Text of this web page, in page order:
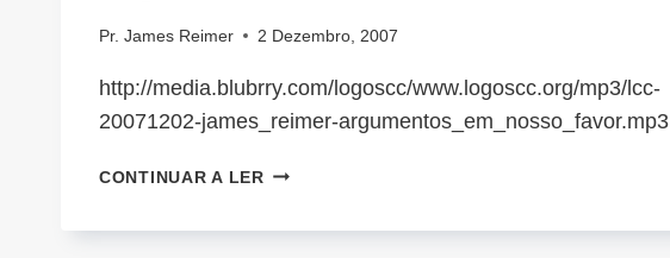
Pr. James Reimer 2 Dezembro, 2007
http://media.blubrry.com/logoscc/www.logoscc.org/mp3/lcc-
20071202-james_reimer-argumentos_em_nosso_favor.mp3
CONTINUAR A LERARGUMENTOS